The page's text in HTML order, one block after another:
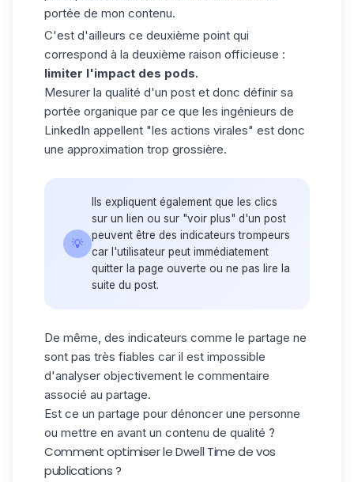
portée de mon contenu.
C'est d'ailleurs ce deuxième point qui
correspond à la deuxième raison officieuse :
limiter l'impact des pods.
Mesurer la qualité d'un post et donc définir sa
portée organique par ce que les ingénieurs de
LinkedIn appellent "les actions virales" est donc
une approximation trop grossière.
💡
Ils expliquent également que les clics
sur un lien ou sur "voir plus" d'un post
peuvent être des indicateurs trompeurs
car l'utilisateur peut immédiatement
quitter la page ouverte ou ne pas lire la
suite du post.
De même, des indicateurs comme le partage ne
sont pas très fiables car il est impossible
d'analyser objectivement le commentaire
associé au partage.
Est ce un partage pour dénoncer une personne
ou mettre en avant un contenu de qualité ?
Comment optimiser le Dwell Time de vos
publications ?